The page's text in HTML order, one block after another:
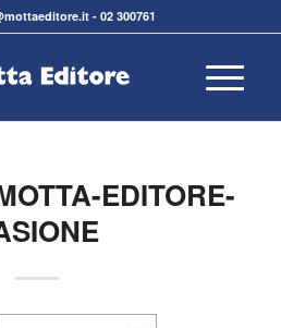
-02 300761
EDITORE-